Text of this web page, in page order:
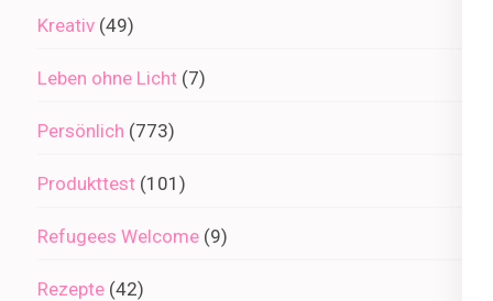
Kreativ (49)
Leben ohne Licht (7)
Persönlich (773)
Produkttest (101)
Refugees Welcome (9)
Rezepte (42)